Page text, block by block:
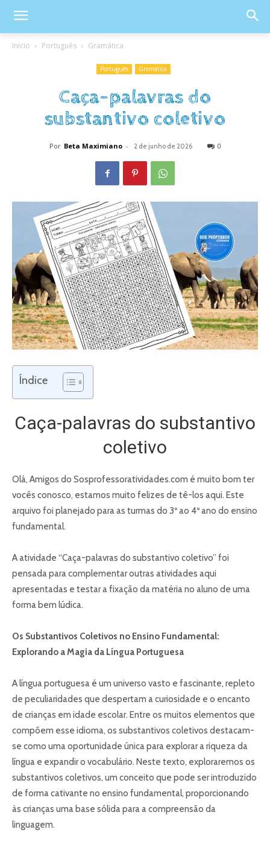
Início Português Gramática
Português Gramática
Caça-palavras do
substantivo coletivo
Por Beta Maximiano - 2 de junho de 2026 0
Índice
Caça-palavras do substantivo
coletivo
Olá, Amigos do Sosprofessoratividades.com é muito bom ter
vocês conosco, estamos muito felizes de tê-los aqui. Este
arquivo foi planejado para as turmas do 3º ao 4º ano do ensino
fundamental.
A atividade “Caça-palavras do substantivo coletivo” foi
pensada para complementar outras atividades aqui
apresentadas e testar a fixação da matéria no aluno de uma
forma bem lúdica.
Os Substantivos Coletivos no Ensino Fundamental:
Explorando a Magia da Língua Portuguesa
A língua portuguesa é um universo vasto e fascinante, repleto
de peculiaridades que despertam a curiosidade e o encanto
de crianças em idade escolar. Entre os muitos elementos que
compõem esse idioma, os substantivos coletivos destacam-
se como uma oportunidade única para explorar a riqueza da
língua e expandir o vocabulário. Neste texto, exploraremos os
substantivos coletivos, um conceito que pode ser introduzido
de forma cativante no ensino fundamental, proporcionando
às crianças uma base sólida para a compreensão da
linguagem.